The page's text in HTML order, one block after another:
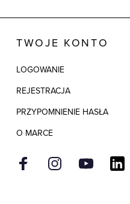
TWOJE KONTO
LOGOWANIE
REJESTRACJA
PRZYPOMNIENIE HASŁA
O MARCE